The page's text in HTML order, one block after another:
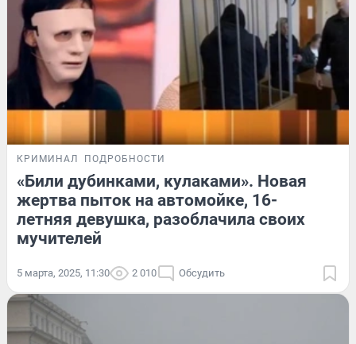
КРИМИНАЛ ПОДРОБНОСТИ
«Били дубинками, кулаками». Новая
жертва пыток на автомойке, 16-
летняя девушка, разоблачила своих
мучителей
5 марта, 2025, 11:30 2 010 Обсудить